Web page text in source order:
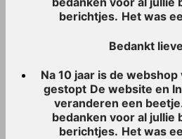
berichtjes. Het was
Bedankt
Na 10 jaar is de
gestopt De website en
veranderen een
bedanken voor al jullie
berichtjes. Het was